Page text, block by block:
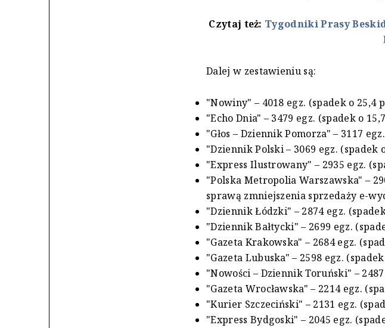
Czytaj też: Tygodniki Prasy
Dalej w zestawieniu są:
"Nowiny" – 4018 egz. (spadek o 25,4
"Echo Dnia" – 3479 egz. (spadek o
"Głos – Dziennik Pomorza" – 3117
"Dziennik Polski – 3069 egz. (spadek
"Express Ilustrowany" – 2935 egz.
"Polska Metropolia Warszawska" –
sprawą zmniejszenia sprzedaży e-
"Dziennik Łódzki" – 2874 egz.
"Dziennik Bałtycki" – 2699 egz.
"Gazeta Krakowska" – 2684 egz.
"Gazeta Lubuska" – 2598 egz.
"Nowości – Dziennik Toruński" –
"Gazeta Wrocławska" – 2214 egz.
"Kurier Szczeciński" – 2131 egz.
"Express Bydgoski" – 2045 egz.